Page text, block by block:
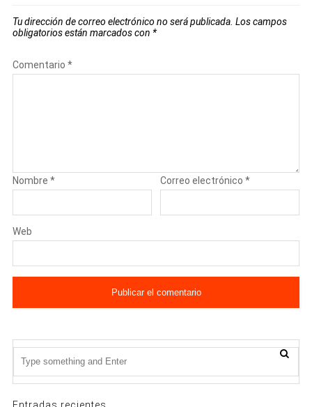
Tu dirección de correo electrónico no será publicada. Los campos
obligatorios están marcados con *
Comentario *
Nombre * Correo electrónico*
Web